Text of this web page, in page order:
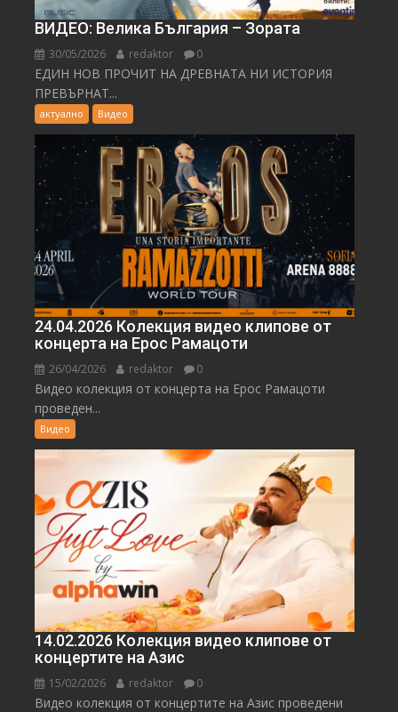
ВИДЕО: Велика България – Зората
30/05/2026 redaktor 0
ЕДИН НОВ ПРОЧИТ НА ДРЕВНАТА НИ ИСТОРИЯ
ПРЕВЪРНАТ...
актуално Видео
24.04.2026 Колекция видео клипове от
концерта на Ерос Рамацоти
26/04/2026 redaktor 0
Видео колекция от концерта на Ерос Рамацоти
проведен...
Видео
14.02.2026 Колекция видео клипове от
концертите на Азис
15/02/2026 redaktor 0
Видео колекция от концертите на Азис проведени